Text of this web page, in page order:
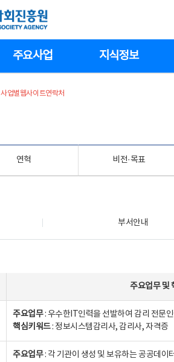
주요사업 지식정보
>
사업별웹사이트연락처
연혁 비전·목표
부서안내
주요업무및
주요업무: 우수한IT인력을 선발하여 감리 전문
핵심키워드: 정보시스템감리사, 감리사, 자격증
주요업무: 각 기관이 생성 및 보유하는 공공데이